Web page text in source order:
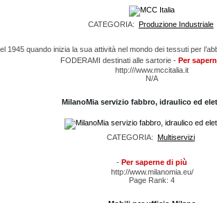
CATEGORIA: Produzione Industriale
1945 quando inizia la sua attività nel mondo dei tessuti per
FODERAMI destinati alle sartorie - Per
http:///www.mccitalia.it
N/A
MilanoMia servizio fabbro, idraulico ed
CATEGORIA: Multiservizi
- Per saperne di più
http://www.milanomia.eu/
Page Rank: 4